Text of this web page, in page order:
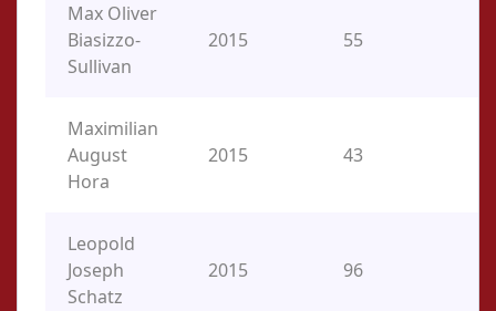
Max Oliver
Biasizzo-
Sullivan
2015 55
Maximilian
August
Hora
2015 43
Leopold
Joseph
Schatz
2015 96